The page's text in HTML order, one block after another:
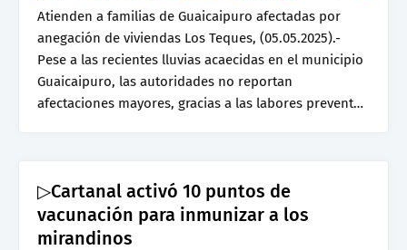
Atienden a familias de Guaicaipuro afectadas por
anegación de viviendas Los Teques, (05.05.2025).-
Pese a las recientes lluvias acaecidas en el municipio
Guaicaipuro, las autoridades no reportan
afectaciones mayores, gracias a las labores prevent…
▷Cartanal activó 10 puntos de
vacunación para inmunizar a los
mirandinos